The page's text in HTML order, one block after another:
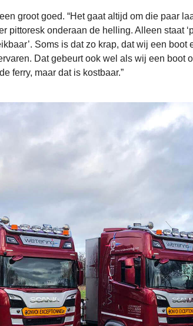
groot goed. “Het gaat altijd om die paar
pittoresk onderaan de helling. Alleen staat
Soms is dat zo krap, dat wij een
Dat gebeurt ook wel als wij een boot
ferry, maar dat is kostbaar.”